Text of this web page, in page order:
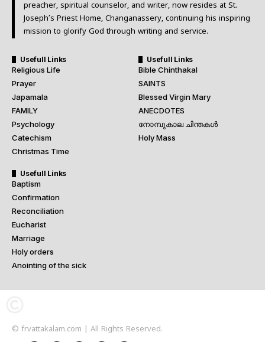
preacher, spiritual counselor, and writer, now resides at St.
Joseph’s Priest Home, Changanassery, continuing his inspiring
mission to glorify God through writing and service.
Usefull Links
Religious Life
Prayer
Japamala
FAMILY
Psychology
Catechism
Christmas Time
Usefull Links
Bible Chinthakal
SAINTS
Blessed Virgin Mary
ANECDOTES
നോമ്പുകാല ചിന്തകൾ
Holy Mass
Usefull Links
Baptism
Confirmation
Reconciliation
Eucharist
Marriage
Holy orders
Anointing of the sick
© frvattakalam.com | All Rights Reserved.